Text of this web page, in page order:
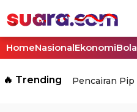
HomeNasionalEkonomiBola
🔥 Trending Pencairan Pip